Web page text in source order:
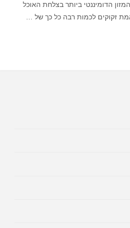
הדומיננטי ביותר בצלחת האוכל
זקוקים לכמות רבה כל כך של …